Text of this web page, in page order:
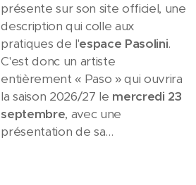
présente sur son site officiel, une
description qui colle aux
pratiques de l'espace Pasolini.
C'est donc un artiste
entièrement « Paso » qui ouvrira
la saison 2026/27 le mercredi 23
septembre, avec une
présentation de sa...